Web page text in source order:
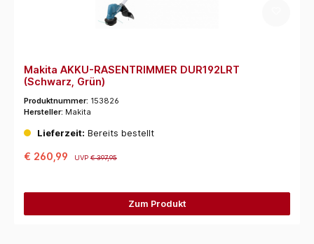
Makita AKKU-RASENTRIMMER DUR192LRT
(Schwarz, Grün)
Produktnummer: 153826
Hersteller: Makita
Lieferzeit: Bereits bestellt
€ 260,99 UVP€ 397,95
Zum Produkt